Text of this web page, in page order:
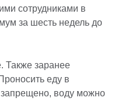
сотрудниками в
за шесть недель до
Также заранее
еду в
воду можно